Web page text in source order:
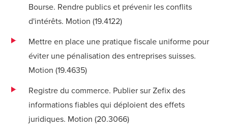
Bourse. Rendre publics et prévenir les conflits
d'intérêts. Motion (19.4122)
Mettre en place une pratique fiscale uniforme pour
éviter une pénalisation des entreprises suisses.
Motion (19.4635)
Registre du commerce. Publier sur Zefix des
informations fiables qui déploient des effets
juridiques. Motion (20.3066)